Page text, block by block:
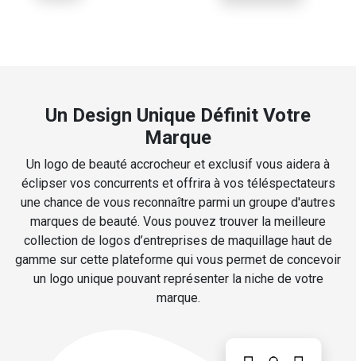
Un Design Unique Définit Votre
Marque
Un logo de beauté accrocheur et exclusif vous aidera à
éclipser vos concurrents et offrira à vos téléspectateurs
une chance de vous reconnaître parmi un groupe d'autres
marques de beauté. Vous pouvez trouver la meilleure
collection de logos d’entreprises de maquillage haut de
gamme sur cette plateforme qui vous permet de concevoir
un logo unique pouvant représenter la niche de votre
marque.